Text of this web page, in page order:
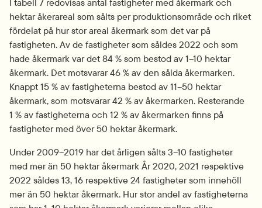
hektar åkerareal som sålts per produktionsområde och riket
fördelat på hur stor areal åkermark som det var på
fastigheten. Av de fastigheter som såldes 2022 och som
hade åkermark var det 84 % som bestod av 1–10 hektar
åkermark. Det motsvarar 46 % av den sålda åkermarken.
Knappt 15 % av fastigheterna bestod av 11–50 hektar
åkermark, som motsvarar 42 % av åkermarken. Resterande
1 % av fastigheterna och 12 % av åkermarken finns på
fastigheter med över 50 hektar åkermark.
Under 2009–2019 har det årligen sålts 3–10 fastigheter
med mer än 50 hektar åkermark År 2020, 2021 respektive
2022 såldes 13, 16 respektive 24 fastigheter som innehöll
mer än 50 hektar åkermark. Hur stor andel av fastigheterna